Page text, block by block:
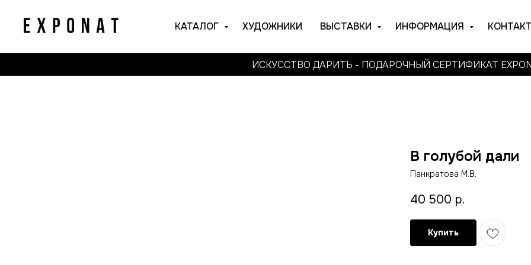
КАТАЛОГ ХУДОЖНИКИ ВЫСТАВКИ ИНФОРМАЦИЯ
ИСКУССТВО ДАРИТЬ - ПОДАРОЧНЫЙ СЕРТИФИКАТ
В голубой дали
Панкратова М.В.
40 500 р.
Купить